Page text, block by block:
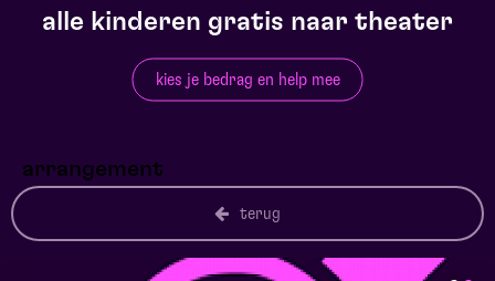
alle kinderen gratis naar theater
kies je bedrag en help mee
arrangement
terug